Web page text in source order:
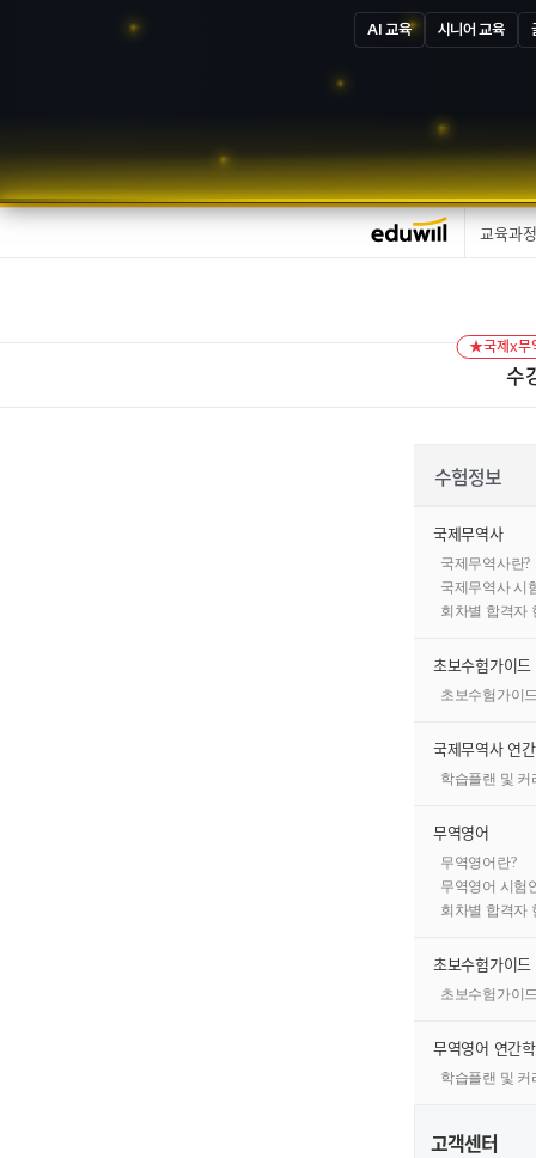
AI 교육 시니어 교육
교육과정
수
★국제x무
수험정보
국제무역사
국제무역사란?
국제무역사 시
회차별 합격자
초보수험가이드
초보수험가이
국제무역사 연
학습플랜 및 커
무역영어
무역영어란?
무역영어 시험
회차별 합격자
초보수험가이드
초보수험가이
무역영어 연간
학습플랜 및 커
고객센터
2025년 합